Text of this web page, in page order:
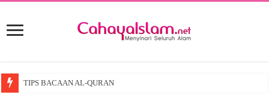
TIPS BACAAN AL-QURAN